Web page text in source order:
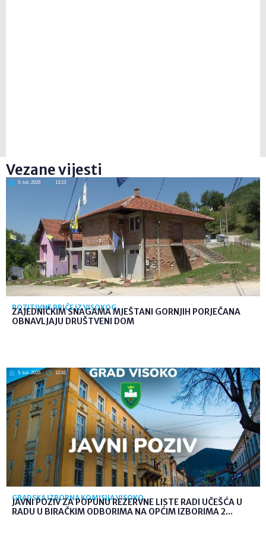
Vezane vijesti
5. kol. 2026 13:13
POZITIVNE PRIČE IZ VISOKOG
ZAJEDNIČKIM SNAGAMA MJEŠTANI GORNJIH PORJEČANA
OBNAVLJAJU DRUŠTVENI DOM
5. kol. 2026 12:41
GRADSKA IZBORNA KOMISIJA VISOKO
JAVNI POZIV ZA POPUNU REZERVNE LISTE RADI UČEŠĆA U
RADU U BIRAČKIM ODBORIMA NA OPĆIM IZBORIMA 2...